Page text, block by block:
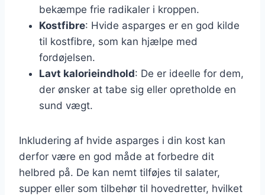
bekæmpe frie radikaler i kroppen.
Kostfibre: Hvide asparges er en god kilde
til kostfibre, som kan hjælpe med
fordøjelsen.
Lavt kalorieindhold: De er ideelle for dem,
der ønsker at tabe sig eller opretholde en
sund vægt.
Inkludering af hvide asparges i din kost kan
derfor være en god måde at forbedre dit
helbred på. De kan nemt tilføjes til salater,
supper eller som tilbehør til hovedretter, hvilket